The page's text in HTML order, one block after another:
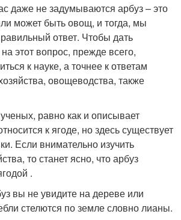
даже не задумываются арбуз – это
может быть овощ, и тогда, мы
ответ. Чтобы дать
этот вопрос, прежде всего,
к науке, а точнее к ответам
овощеводства, также
равно как и описывает
к ягоде, но здесь существует
Если внимательно изучить
то станет ясно, что арбуз
.
вы не увидите на дереве или
стелются по земле словно лианы.